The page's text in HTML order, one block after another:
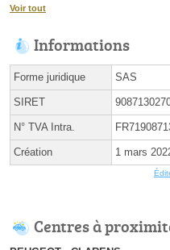
Voir tout
Informations
Forme juridique SAS
SIRET
N° TVA Intra.
Création 1 mars
Centres à